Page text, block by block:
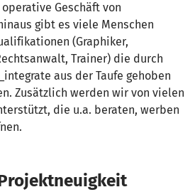
Geschäft von
gibt es viele Menschen
(Graphiker,
Trainer) die durch
aus der Taufe gehoben
Zusätzlich werden wir von vielen
die u.a. beraten, werben